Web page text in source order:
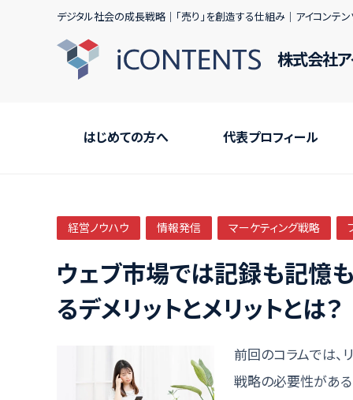
デジタル社会の成長戦略｜｢売り｣を創造する仕組み｜アイコンテン
株式会社ア
はじめての方へ 代表プロフィール
経営ノウハウ 情報発信 マーケティング戦略
ウェブ市場では記録も記憶
るデメリットとメリットとは？
前回のコラムでは、
戦略の必要性がある